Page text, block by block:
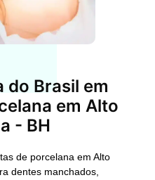
do Brasil em
em Alto
- BH
de porcelana em Alto
dentes manchados,